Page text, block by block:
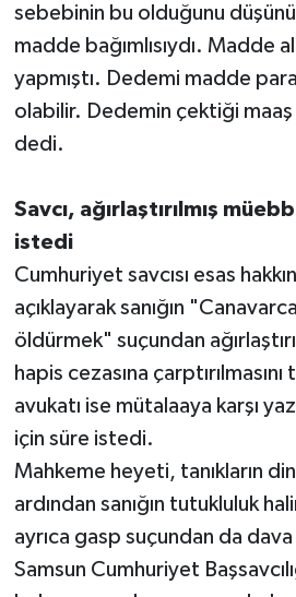
sebebinin bu olduğunu
madde bağımlısıydı. Madde
yapmıştı. Dedemi madde
olabilir. Dedemin çektiği maaş
dedi.
Savcı, ağırlaştırılmış
istedi
Cumhuriyet savcısı esas
açıklayarak sanığın
öldürmek" suçundan
hapis cezasına
avukatı ise mütalaaya karşı
için süre istedi.
Mahkeme heyeti, tanıkların
ardından sanığın tutukluluk
ayrıca gasp suçundan da dava
Samsun Cumhuriyet